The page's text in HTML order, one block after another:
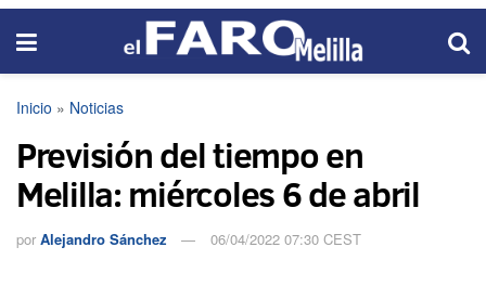
Inicio » Noticias
Previsión del tiempo en
Melilla: miércoles 6 de abril
por Alejandro Sánchez 06/04/2022 07:30 CEST